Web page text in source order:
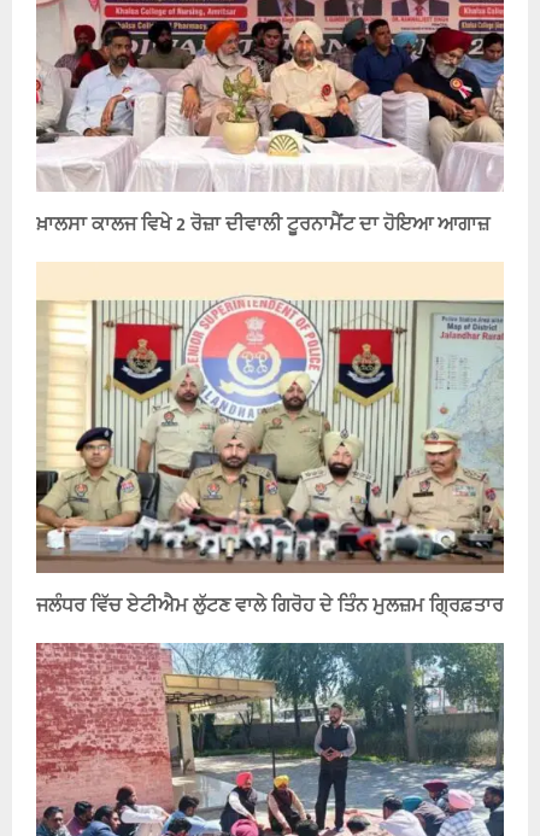
ਖ਼ਾਲਸਾ ਕਾਲਜ ਵਿਖੇ 2 ਰੋਜ਼ਾ ਦੀਵਾਲੀ ਟੂਰਨਾਮੈਂਟ ਦਾ ਹੋਇਆ ਆਗਾਜ਼
ਜਲੰਧਰ ਵਿੱਚ ਏਟੀਐਮ ਲੁੱਟਣ ਵਾਲੇ ਗਿਰੋਹ ਦੇ ਤਿੰਨ ਮੁਲਜ਼ਮ ਗ੍ਰਿਫ਼ਤਾਰ